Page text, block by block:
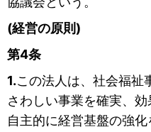
(経営の原則)
第4条
1.この法人は、社会福祉
さわしい事業を確実、効
自主的に経営基盤の強